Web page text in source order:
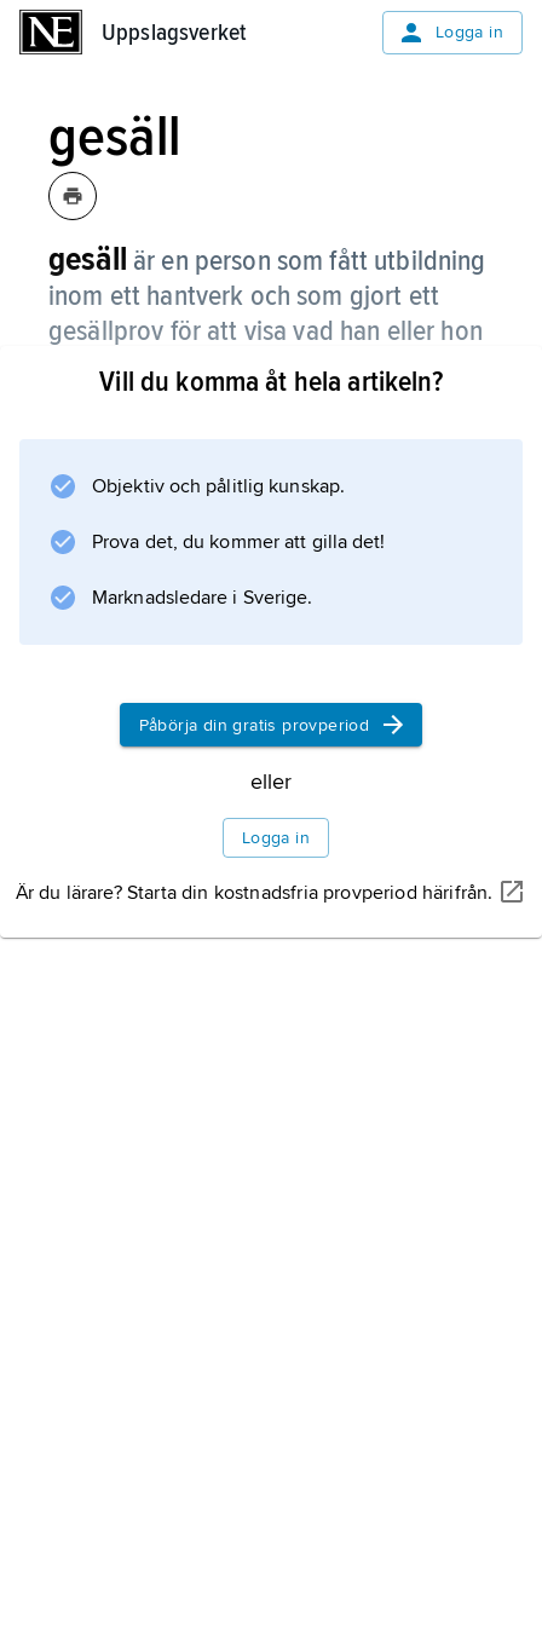
Uppslagsverket Logga in
gesäll
gesäll är en person som fått utbildning
inom ett hantverk och som gjort ett
gesällprov för att visa vad han eller hon
lärt sig.Vill du komma åt hela artikeln?
Objektiv och pålitlig kunskap.
Prova det, du kommer att gilla det!
Marknadsledare i Sverige.
Påbörja din gratis provperiod
eller
Logga in
Är du lärare? Starta din kostnadsfria provperiod härifrån.